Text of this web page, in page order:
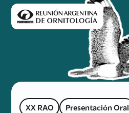
XX RAO Presentación Oral